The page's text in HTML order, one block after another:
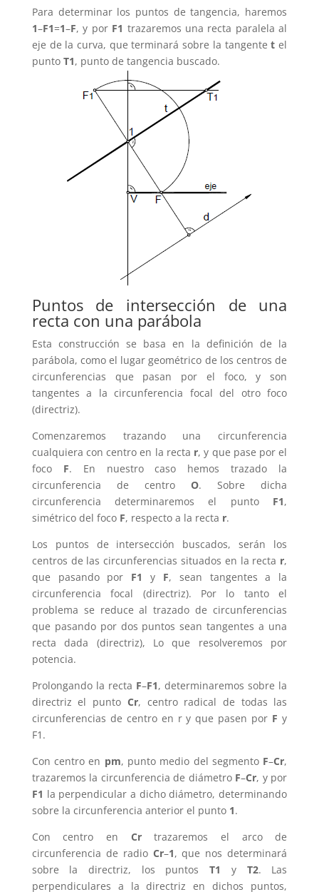
Para determinar los puntos de tangencia, haremos
1–F1=1–F, y por F1 trazaremos una recta paralela al
eje de la curva, que terminará sobre la tangentet el
punto T1, punto de tangencia buscado.
Puntos de intersección de una
recta con una parábola
Esta construcción se basa en la definición de la
parábola, como el lugar geométrico de los centros de
circunferencias que pasan por el foco, y son
tangentes a la circunferencia focal del otro foco
(directriz).
Comenzaremos trazando una circunferencia
cualquiera con centro en la recta r, y que pase por el
foco F. En nuestro caso hemos trazado la
circunferencia de centroO. Sobre dicha
circunferencia determinaremos el punto F1,
simétrico del foco F, respecto a la recta r.
Los puntos de intersección buscados, serán los
centros de las circunferencias situados en la recta r,
que pasando por F1 y F, sean tangentes a la
circunferencia focal (directriz). Por lo tanto el
problema se reduce al trazado de circunferencias
que pasando por dos puntos sean tangentes a una
recta dada (directriz), Lo que resolveremos por
potencia.
Prolongando la recta F–F1, determinaremos sobre la
directriz el punto Cr, centro radical de todas las
circunferencias de centro en r y que pasen por F y
F1.
Con centro en pm, punto medio del segmento F–Cr,
trazaremos la circunferencia de diámetro F–Cr, y por
F1 la perpendicular a dicho diámetro, determinando
sobre la circunferencia anterior el punto 1.
Con centro en Crtrazaremos el arco de
circunferencia de radio Cr–1, que nos determinará
sobre la directriz, los puntosT1 y T2. Las
perpendiculares a la directriz en dichos puntos,